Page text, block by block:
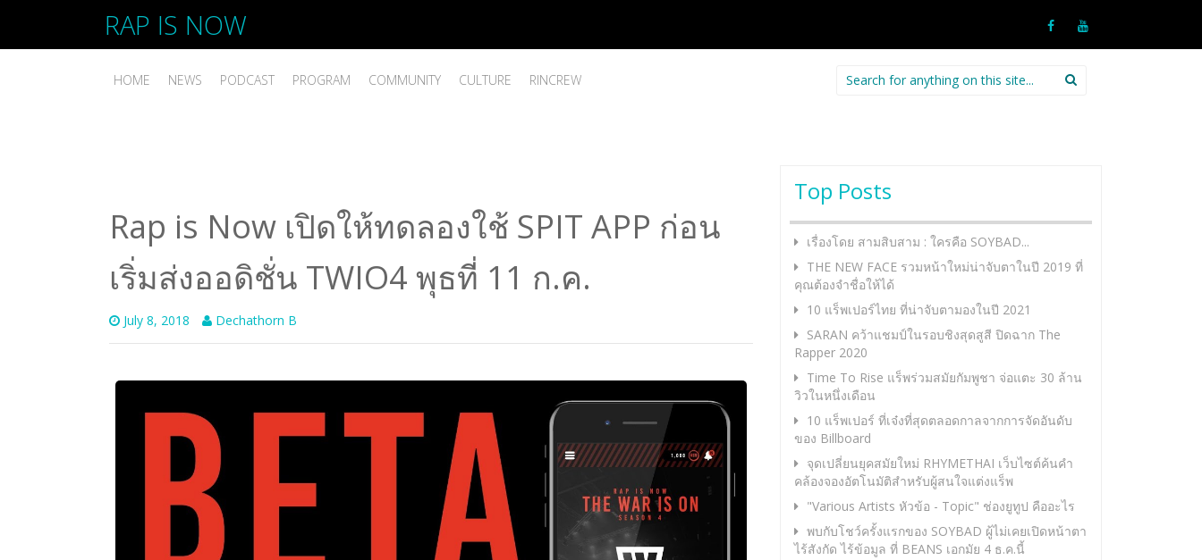
RAP IS NOW
HOME NEWS PODCAST PROGRAM COMMUNITY CULTURE RINCREW
Search
for:
Rap is Now เปิดให้ทดลองใช้ SPIT APP ก่อน
เริ่มส่งออดิชั่น TWIO4 พุธที่ 11 ก.ค.
July 8, 2018 Dechathorn B
Top Posts
เรื่องโดย สามสิบสาม : ใครคือ SOYBAD...
THE NEW FACE รวมหน้าใหม่น่าจับตาในปี 2019 ที่
คุณต้องจำชื่อให้ได้
10 แร็พเปอร์ไทย ที่น่าจับตามองในปี 2021
SARAN คว้าแชมป์ในรอบชิงสุดสูสี ปิดฉาก The
Rapper 2020
Time To Rise แร็พร่วมสมัยกัมพูชา จ่อแตะ 30 ล้าน
วิวในหนึ่งเดือน
10 แร็พเปอร์ ที่เจ๋งที่สุดตลอดกาลจากการจัดอันดับ
ของ Billboard
จุดเปลี่ยนยุคสมัยใหม่ RHYMETHAI เว็บไซต์ค้นคำ
คล้องจองอัตโนมัติสำหรับผู้สนใจแต่งแร็พ
"Various Artists หัวข้อ - Topic" ช่องยูทูป คืออะไร
พบกับโชว์ครั้งแรกของ SOYBAD ผู้ไม่เคยเปิดหน้าตา
ไร้สังกัด ไร้ข้อมูล ที่ BEANS เอกมัย 4 ธ.ค.นี้